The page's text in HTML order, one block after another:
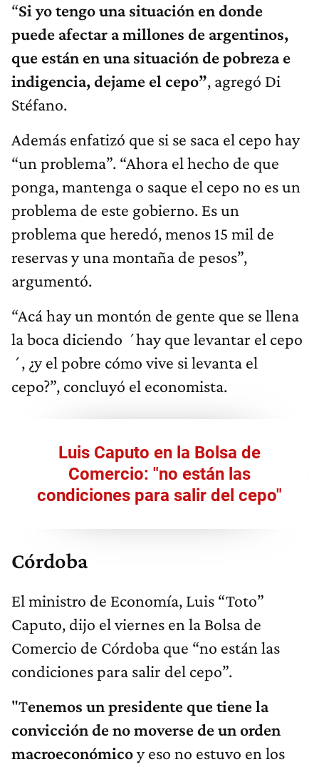
“Si yo tengo una situación en donde
puede afectar a millones de argentinos,
que están en una situación de pobreza e
indigencia, dejame el cepo”, agregó Di
Stéfano.
Además enfatizó que si se saca el cepo hay
“un problema”. “Ahora el hecho de que
ponga, mantenga o saque el cepo no es un
problema de este gobierno. Es un
problema que heredó, menos 15 mil de
reservas y una montaña de pesos”,
argumentó.
“Acá hay un montón de gente que se llena
la boca diciendo ´hay que levantar el cepo
´, ¿y el pobre cómo vive si levanta el
cepo?”, concluyó el economista.
Luis Caputo en la Bolsa de
Comercio: "no están las
condiciones para salir del cepo"
Córdoba
El ministro de Economía, Luis “Toto”
Caputo, dijo el viernes en la Bolsa de
Comercio de Córdoba que “no están las
condiciones para salir del cepo”.
"Tenemos un presidente que tiene la
convicción de no moverse de un orden
macroeconómicoy eso no estuvo en los